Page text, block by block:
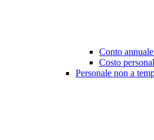
Conto
Costo
Personale non a